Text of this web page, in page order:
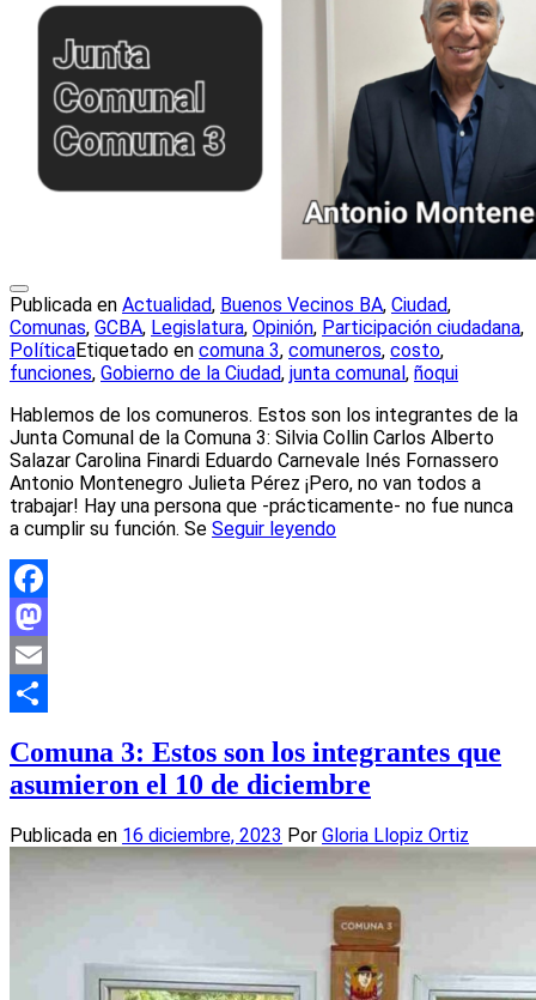
Publicada en Actualidad, Buenos Vecinos BA, Ciudad,
Comunas, GCBA, Legislatura, Opinión, Participación ciudadana,
PolíticaEtiquetado en comuna 3, comuneros, costo,
funciones, Gobierno de la Ciudad, junta comunal, ñoqui
Hablemos de los comuneros. Estos son los integrantes de la
Junta Comunal de la Comuna 3: Silvia Collin Carlos Alberto
Salazar Carolina Finardi Eduardo Carnevale Inés Fornassero
Antonio Montenegro Julieta Pérez ¡Pero, no van todos a
trabajar! Hay una persona que -prácticamente- no fue nunca
a cumplir su función. Se Seguir leyendo
Facebook
Mastodon
Email
Comuna 3: Estos son los integrantes que
asumieron el 10 de diciembre
Publicada en 16 diciembre, 2023 Por Gloria Llopiz Ortiz